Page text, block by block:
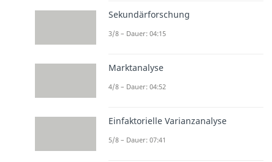
Sekundärforschung
3/8 – Dauer: 04:15
Marktanalyse
4/8 – Dauer: 04:52
Einfaktorielle Varianzanalyse
5/8 – Dauer: 07:41